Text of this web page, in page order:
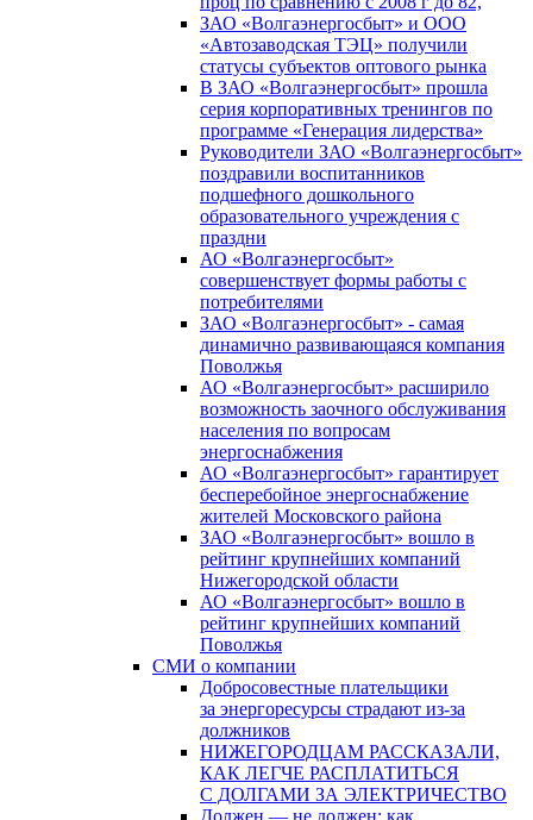
ЗАО «Волгаэнергосбыт» и ООО
«Автозаводская ТЭЦ» получили
статусы субъектов оптового рынка
В ЗАО «Волгаэнергосбыт» прошла
серия корпоративных тренингов по
программе «Генерация лидерства»
Руководители ЗАО «Волгаэнергосбыт»
поздравили воспитанников
подшефного дошкольного
образовательного учреждения с
праздни
АО «Волгаэнергосбыт»
совершенствует формы работы с
потребителями
ЗАО «Волгаэнергосбыт» - самая
динамично развивающаяся компания
Поволжья
АО «Волгаэнергосбыт» расширило
возможность заочного обслуживания
населения по вопросам
энергоснабжения
АО «Волгаэнергосбыт» гарантирует
бесперебойное энергоснабжение
жителей Московского района
ЗАО «Волгаэнергосбыт» вошло в
рейтинг крупнейших компаний
Нижегородской области
АО «Волгаэнергосбыт» вошло в
рейтинг крупнейших компаний
Поволжья
СМИ о компании
Добросовестные плательщики
за энергоресурсы страдают из-за
должников
НИЖЕГОРОДЦАМ РАССКАЗАЛИ,
КАК ЛЕГЧЕ РАСПЛАТИТЬСЯ
С ДОЛГАМИ ЗА ЭЛЕКТРИЧЕСТВО